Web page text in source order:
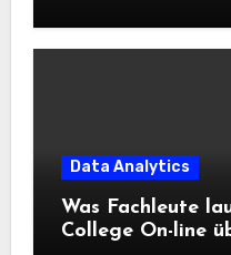
Data Analytics
Was Fachleute
College On-line